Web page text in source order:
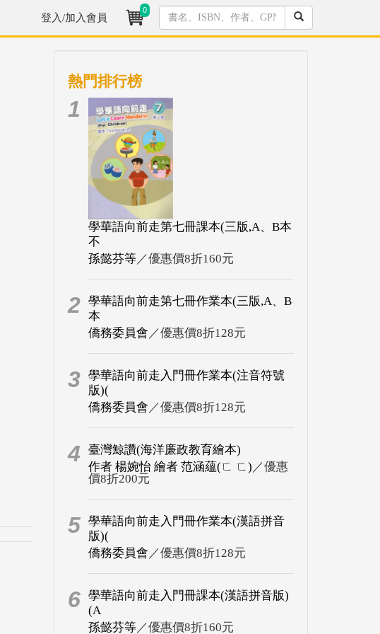
登入/加入會員
0
熱門排行榜
1
學華語向前走第七冊課本(三版,A、B本
不
孫懿芬等／優惠價8折160元
2 學華語向前走第七冊作業本(三版,A、B
本
僑務委員會 ／優惠價8折128元
3 學華語向前走入門冊作業本(注音符號
版)(
僑務委員會 ／優惠價8折128元
4
臺灣鯨讚(海洋廉政教育繪本)
作者 楊婉怡 繪者 范涵蘊(ㄈ ㄈ) ／優惠
價8折200元
5 學華語向前走入門冊作業本(漢語拼音
版)(
僑務委員會 ／優惠價8折128元
6 學華語向前走入門冊課本(漢語拼音版)
(A
孫懿芬等／優惠價8折160元